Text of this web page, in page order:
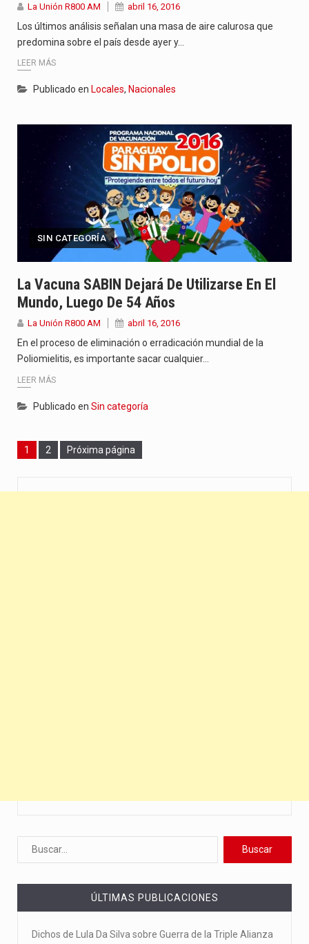
La Unión R800 AM abril 16, 2016
Los últimos análisis señalan una masa de aire calurosa que
predomina sobre el país desde ayer y…
LEER MÁS
Publicado en Locales, Nacionales
SIN CATEGORÍA
La Vacuna SABIN Dejará De Utilizarse En El
Mundo, Luego De 54 Años
La Unión R800 AM abril 16, 2016
En el proceso de eliminación o erradicación mundial de la
Poliomielitis, es importante sacar cualquier…
LEER MÁS
Publicado en Sin categoría
Page
1 Page
2 Próxima página
ÚLTIMAS PUBLICACIONES
Dichos de Lula Da Silva sobre Guerra de la Triple Alianza